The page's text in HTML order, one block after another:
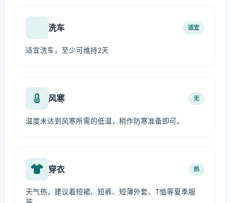
洗车 适宜
适宜洗车，至少可维持2天
风寒 无
温度未达到风寒所需的低温，稍作防寒准备即可。
穿衣 热
天气热，建议着短裙、短裤、短薄外套、T恤等夏季服